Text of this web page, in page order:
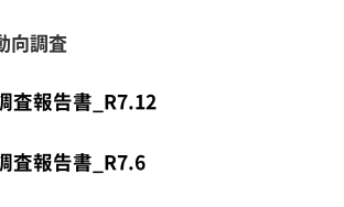
向調査
査報告書_R7.12
査報告書_R7.6